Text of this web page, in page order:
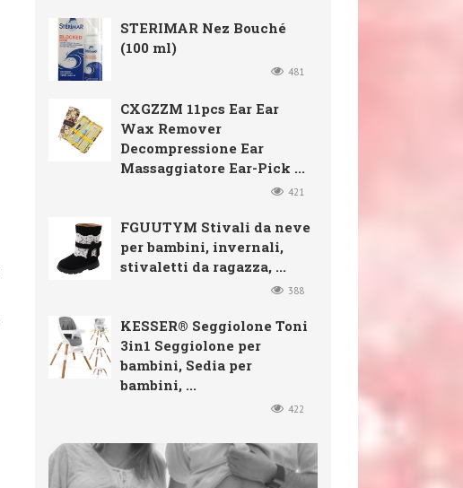
STERIMAR Nez Bouché
(100 ml)
481
CXGZZM 11pcs Ear Ear
Wax Remover
Decompressione Ear
Massaggiatore Ear-Pick ...
421
FGUUTYM Stivali da neve
per bambini, invernali,
stivaletti da ragazza, ...
388
KESSER® Seggiolone Toni
3in1 Seggiolone per
bambini, Sedia per
bambini, ...
422